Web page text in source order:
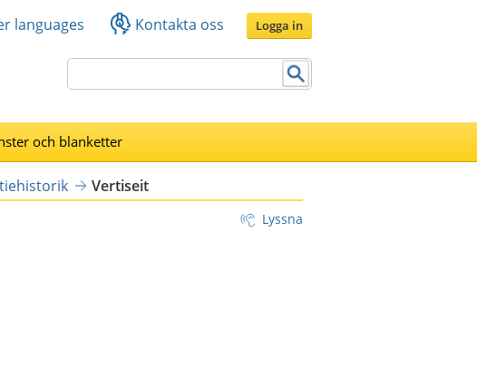
languages Kontakta oss Logga in
och blanketter
Vertiseit
Lyssna